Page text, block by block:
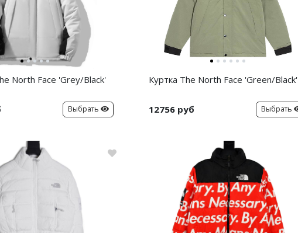
North Face 'Grey/Black'
Выбрать
Куртка The North Face 'Green/Black'
12756 руб Выбрать